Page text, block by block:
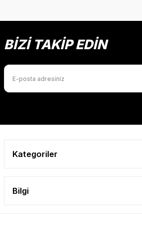
BİZİ TAKİP EDİN
Kategoriler
Bilgi